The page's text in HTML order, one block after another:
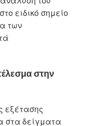
ειδικό σημείο
των
στην
εξέτασης
στα δείγματα